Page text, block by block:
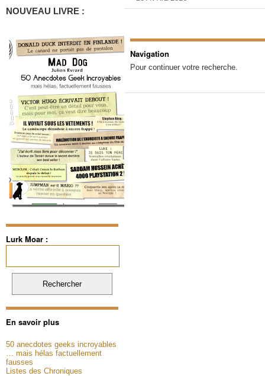
NOUVEAU LIVRE :
Lurk Moar :
En savoir plus
50 anecdotes geeks incroyables
… mais hélas factuellement
fausses
Listes des Chroniques
Navigation
Pour continuer votre recherche.